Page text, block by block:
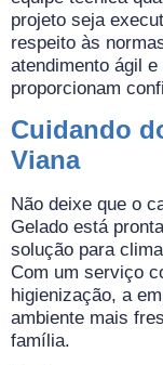
projeto seja
respeito às
atendimento ágil
proporcionam
Cuidando
Viana
Não deixe que o
Gelado está
solução para
Com um serviço
higienização, a
ambiente mais
família.